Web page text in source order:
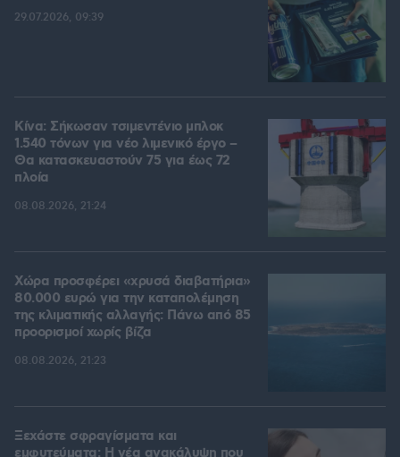
29.07.2026, 09:39
Κίνα: Σήκωσαν τσιμεντένιο μπλοκ
1.540 τόνων για νέο λιμενικό έργο –
Θα κατασκευαστούν 75 για έως 72
πλοία
08.08.2026, 21:24
Χώρα προσφέρει «χρυσά διαβατήρια»
80.000 ευρώ για την καταπολέμηση
της κλιματικής αλλαγής: Πάνω από 85
προορισμοί χωρίς βίζα
08.08.2026, 21:23
Ξεχάστε σφραγίσματα και